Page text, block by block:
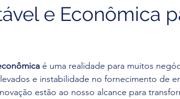
e Econômica
é uma realidade para muitos
e instabilidade no fornecimento de
estão ao nosso alcance para